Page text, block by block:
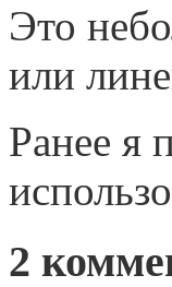
Это
или
Ранее я
2